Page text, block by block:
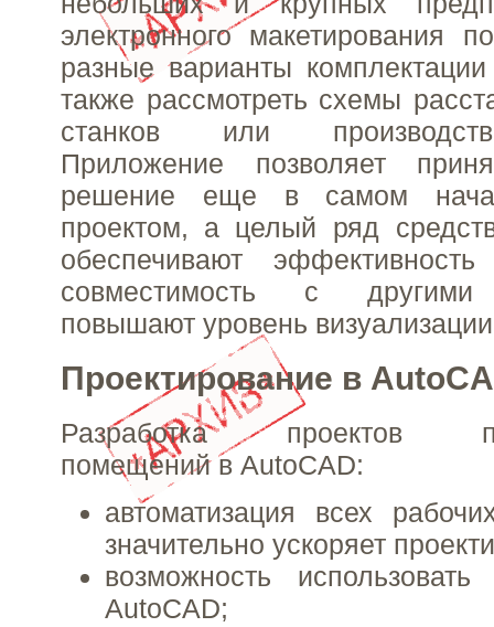
электронного макетирования
разные варианты
также рассмотреть схемы
станков или
Приложение позволяет
решение еще в самом
проектом, а целый ряд
обеспечивают эффективность
совместимость с другими
повышают уровень
Проектирование в
Разработка проектов
помещений в AutoCAD:
автоматизация всех
значительно ускоряет
возможность
AutoCAD;